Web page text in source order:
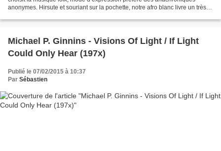
anonymes. Hirsute et souriant sur la pochette, notre afro blanc livre un très
Michael P. Ginnins - Visions Of Light / If Light
Could Only Hear (197x)
Publié le 07/02/2015 à 10:37
Par Sébastien